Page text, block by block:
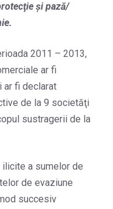
şi pază/
2011 – 2013,
ar fi
ar fi declarat
de la 9 societăţi
sustragerii de la
a sumelor de
de evaziune
succesiv